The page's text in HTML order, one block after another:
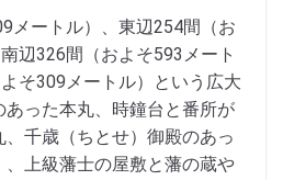
メートル）、東辺254間（お
辺326間（およそ593メート
そ309メートル）という広大
った本丸、時鐘台と番所が
千歳（ちとせ）御殿のあっ
上級藩士の屋敷と藩の蔵や